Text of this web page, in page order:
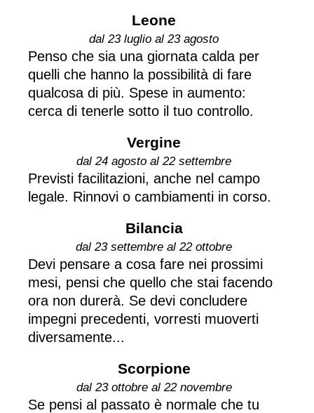
Leone
dal 23 luglio al 23 agosto
Penso che sia una giornata calda per
quelli che hanno la possibilità di fare
qualcosa di più. Spese in aumento:
cerca di tenerle sotto il tuo controllo.
Vergine
dal 24 agosto al 22 settembre
Previsti facilitazioni, anche nel campo
legale. Rinnovi o cambiamenti in corso.
Bilancia
dal 23 settembre al 22 ottobre
Devi pensare a cosa fare nei prossimi
mesi, pensi che quello che stai facendo
ora non durerà. Se devi concludere
impegni precedenti, vorresti muoverti
diversamente...
Scorpione
dal 23 ottobre al 22 novembre
Se pensi al passato è normale che tu